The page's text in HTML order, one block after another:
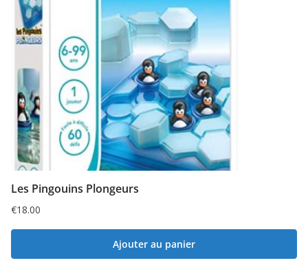
Les Pingouins Plongeurs
€18.00
Ajouter au panier